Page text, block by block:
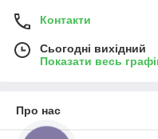
Контакти
Сьогодні вихідний
Показати весь
Про нас